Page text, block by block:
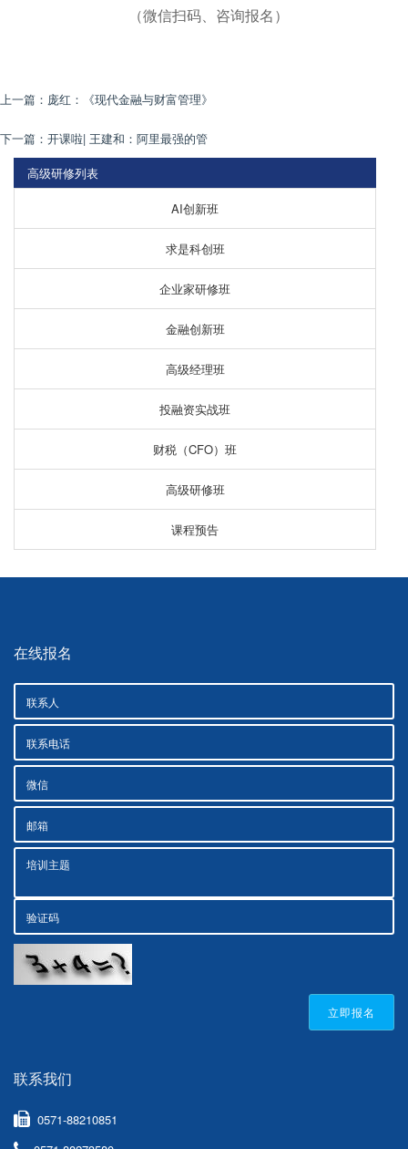
（微信扫码、咨询报名）
上一篇： 庞红：《现代金融与财富管理》
下一篇： 开课啦| 王建和：阿里最强的管
高级研修列表
AI创新班
求是科创班
企业家研修班
金融创新班
高级经理班
投融资实战班
财税（CFO）班
高级研修班
课程预告
在线报名
立即报名
联系我们
0571-88210851